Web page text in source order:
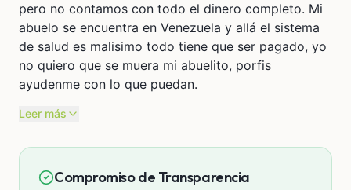
pero no contamos con todo el dinero completo. Mi
abuelo se encuentra en Venezuela y allá el sistema
de salud es malisimo todo tiene que ser pagado, yo
no quiero que se muera mi abuelito, porfis
ayudenme con lo que puedan.
Leer más
Compromiso de Transparencia